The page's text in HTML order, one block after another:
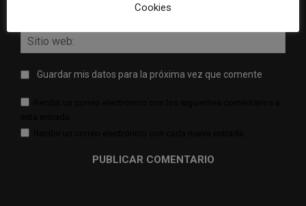
Guardar mis datos para la próxima vez que comente
Cookies